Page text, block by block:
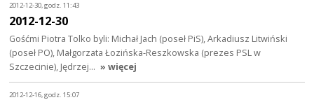
2012-12-30, godz. 11:43
2012-12-30
Gośćmi Piotra Tolko byli: Michał Jach (poseł PiS), Arkadiusz Litwiński
(poseł PO), Małgorzata Łozińska-Reszkowska (prezes PSL w
Szczecinie), Jędrzej… » więcej
2012-12-16, godz. 15:07